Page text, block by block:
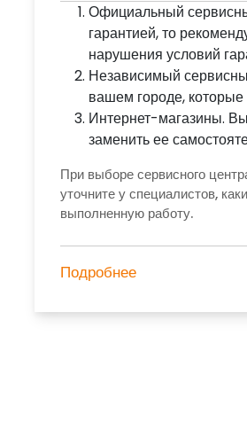
Официальный
гарантией, то
нарушения условий
Независимый
вашем городе, которые
Интернет-магазины. Вы
заменить ее
При выборе сервисного
уточните у специалистов,
выполненную работу.
Подробнее